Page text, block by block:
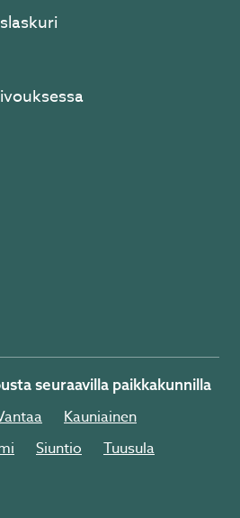
seuraavilla paikkakunnilla
Kauniainen
Siuntio
Tuusula